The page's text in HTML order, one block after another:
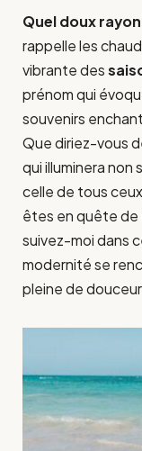
Quel doux
rappelle les
vibrante des
prénom qui
souvenirs
Que diriez-vous
qui illuminera non
celle de tous
êtes en quête de
suivez-moi dans
modernité se
pleine de